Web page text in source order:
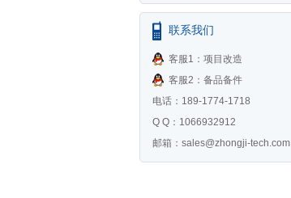
联系我们
客服1：项目改造
客服2：备品备件
电话：189-1774-1718
Q Q：1066932912
邮箱： sales@zhongji-tech.com